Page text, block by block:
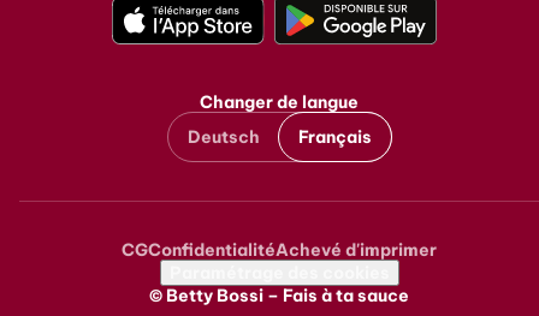
Changer de langue
Deutsch
Français
Metanavigation
CGConfidentialitéAchevé d'imprimer
© Betty Bossi – Fais à ta sauce